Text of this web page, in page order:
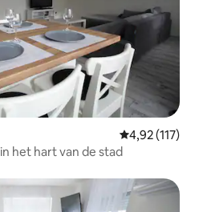
Gemiddelde
4,92 (117)
het hart van de stad